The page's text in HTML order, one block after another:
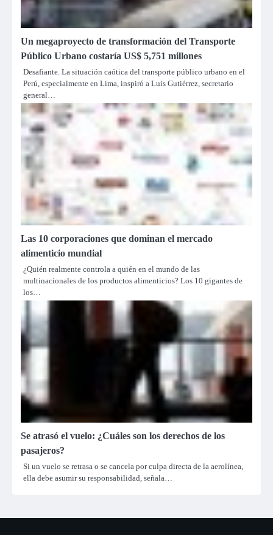
Un megaproyecto de transformación del Transporte
Público Urbano costaría US$ 5,751 millones
Desafiante. La situación caótica del transporte público urbano en el
Perú, especialmente en Lima, inspiró a Luis Gutiérrez, secretario
general…
Las 10 corporaciones que dominan el mercado
alimenticio mundial
¿Quién realmente controla a quién en el mundo de las
multinacionales de los productos alimenticios? Los 10 gigantes de
los…
Se atrasó el vuelo: ¿Cuáles son los derechos de los
pasajeros?
Si un vuelo se retrasa o se cancela por culpa directa de la aerolínea,
ella debe asumir su responsabilidad, señala…